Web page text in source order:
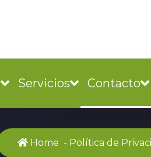
Servicios Contacto
Home - Política de